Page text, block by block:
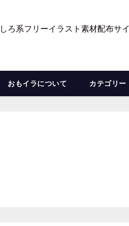
ろ系フリーイラスト素材配布サイ
おもイラについて カテゴリー